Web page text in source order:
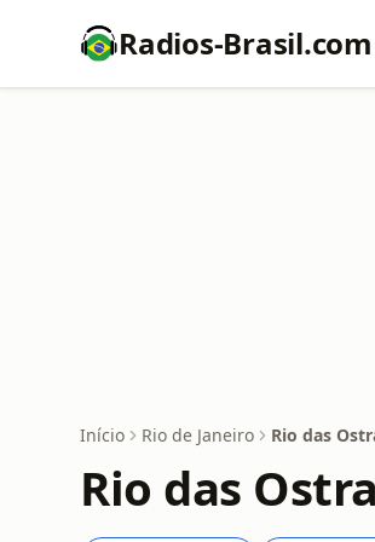
Radios-Brasil.com
Início Rio de Janeiro Rio das
Rio das